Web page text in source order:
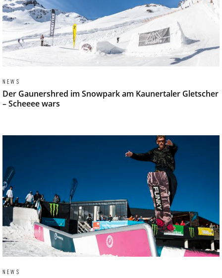
NEWS
Der Gaunershred im Snowpark am Kaunertaler Gletscher
– Scheeee wars
NEWS